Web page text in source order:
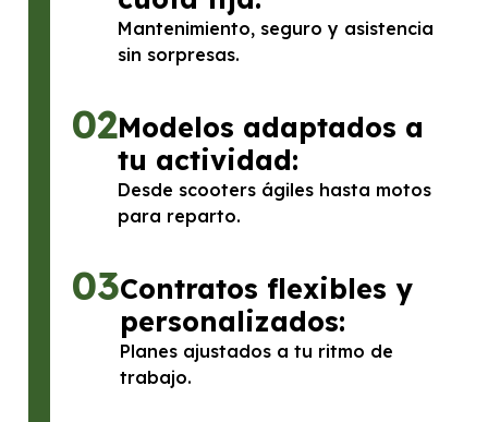
Mantenimiento, seguro y asistencia
sin sorpresas.
02Modelos adaptados a
tu actividad:
Desde scooters ágiles hasta motos
para reparto.
03Contratos flexibles y
personalizados:
Planes ajustados a tu ritmo de
trabajo.